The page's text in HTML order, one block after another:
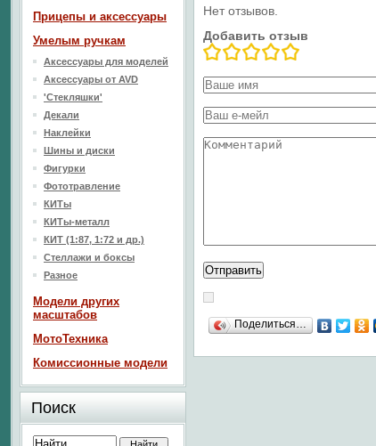
Нет отзывов.
Добавить отзыв
Поделиться…
Прицепы и аксессуары
Умелым ручкам
Аксессуары для моделей
Аксессуары от AVD
'Стекляшки'
Декали
Наклейки
Шины и диски
Фигурки
Фототравление
КИТы
КИТы-металл
КИТ (1:87, 1:72 и др.)
Стеллажи и боксы
Разное
Модели других
масштабов
МотоТехника
Комиссионные модели
Поиск